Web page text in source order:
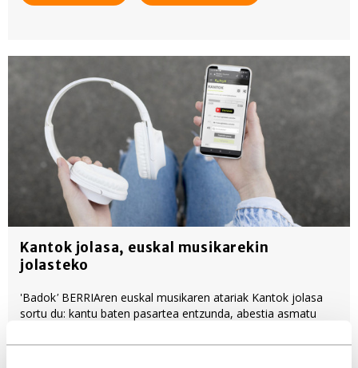
Kantok jolasa, euskal musikarekin
jolasteko
'Badok' BERRIAren euskal musikaren atariak Kantok jolasa
sortu du: kantu baten pasartea entzunda, abestia asmatu
datu basean entzungai dauden 32.000 abestietako bat.